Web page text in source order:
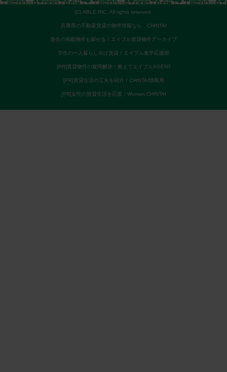
(C) ABLE INC. All rights reserved.
兵庫県の不動産賃貸の物件情報なら CHINTAI
過去の掲載物件も探せる！エイブル賃貸物件アーカイブ
学生の一人暮らし向け賃貸！エイブル進学応援部
[PR]賃貸物件の疑問解決！教えてエイブルAGENT
[PR]賃貸生活の工夫を紹介！CHINTAI情報局
[PR]女性の賃貸生活を応援！Woman.CHINTAI